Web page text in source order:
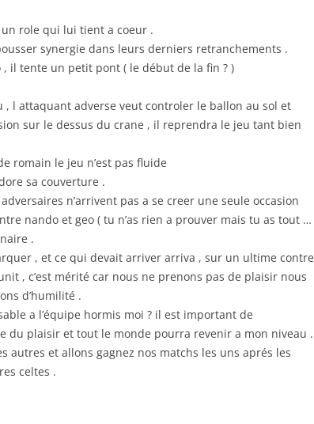
role qui lui tient a coeur .
synergie dans leurs derniers retranchements .
il tente un petit pont ( le début de la fin ? )
, l attaquant adverse veut controler le ballon au sol et
sur le dessus du crane , il reprendra le jeu tant bien
romain le jeu n’est pas fluide
sa couverture .
n’arrivent pas a se creer une seule occasion
nando et geo ( tu n’as rien a prouver mais tu as tout …
.
, et ce qui devait arriver arriva , sur un ultime contre
, c’est mérité car nous ne prenons pas de plaisir nous
d’humilité .
a l’équipe hormis moi ? il est important de
du plaisir et tout le monde pourra revenir a mon niveau .
autres et allons gagnez nos matchs les uns aprés les
celtes .